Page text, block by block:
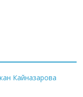
Кайназарова